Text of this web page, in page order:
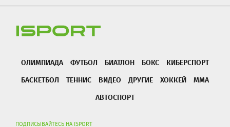
ОЛИМПИАДА ФУТБОЛ БИАТЛОН БОКС
КИБЕРСПОРТ
БАСКЕТБОЛ
ТЕННИС ВИДЕО ДРУГИЕ ХОККЕЙ
ММА
АВТОСПОРТ
ПОДПИСЫВАЙТЕСЬ НА ISPORT